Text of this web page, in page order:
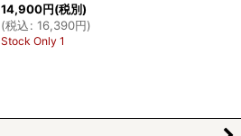
14,900円(税別)
(税込: 16,390円)
Stock Only 1